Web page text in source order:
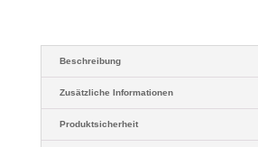
Beschreibung
Zusätzliche Informationen
Produktsicherheit